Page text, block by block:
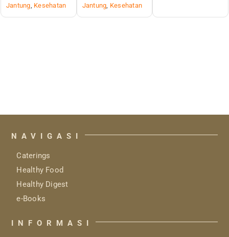
Jantung, Kesehatan Jantung, Kesehatan
NAVIGASI
Caterings
Healthy Food
Healthy Digest
e-Books
INFORMASI